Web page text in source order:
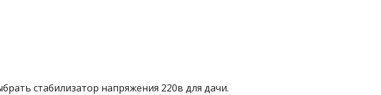
стабилизатор напряжения 220в для дачи.